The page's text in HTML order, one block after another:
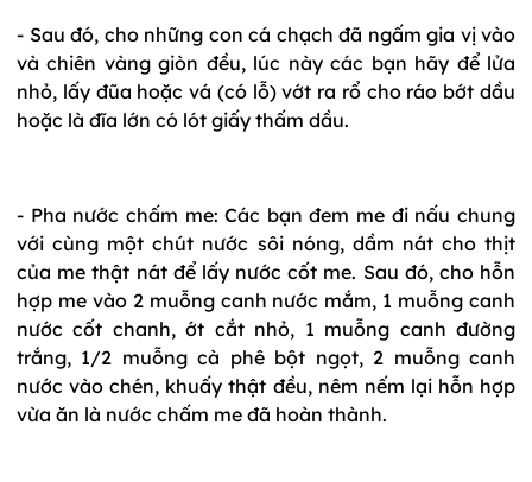
- Sau đó, cho những con cá chạch đã ngấm gia vị vào
và chiên vàng giòn đều, lúc này các bạn hãy để lửa
nhỏ, lấy đũa hoặc vá (có lỗ) vớt ra rổ cho ráo bớt dầu
hoặc là đĩa lớn có lót giấy thấm dầu.
- Pha nước chấm me: Các bạn đem me đi nấu chung
với cùng một chút nước sôi nóng, dầm nát cho thịt
của me thật nát để lấy nước cốt me. Sau đó, cho hỗn
hợp me vào 2 muỗng canh nước mắm, 1 muỗng canh
nước cốt chanh, ớt cắt nhỏ, 1 muỗng canh đường
trắng, 1/2 muỗng cà phê bột ngọt, 2 muỗng canh
nước vào chén, khuấy thật đều, nêm nếm lại hỗn hợp
vừa ăn là nước chấm me đã hoàn thành.